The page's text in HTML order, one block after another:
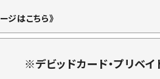
ジはこちら》
※デビッドカード・プリベ